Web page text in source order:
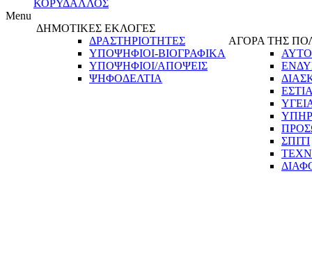
ΚΟΡΥΔΑΛΛΟΣ
Menu
ΔΗΜΟΤΙΚΕΣ ΕΚΛΟΓΕΣ
ΔΡΑΣΤΗΡΙΟΤΗΤΕΣ
ΥΠΟΨΗΦΙΟΙ-ΒΙΟΓΡΑΦΙΚΑ
ΥΠΟΨΗΦΙΟΙ/ΑΠΟΨΕΙΣ
ΨΗΦΟΔΕΛΤΙΑ
ΑΓΟΡΑ ΤΗΣ
ΣΠΙΤΙ